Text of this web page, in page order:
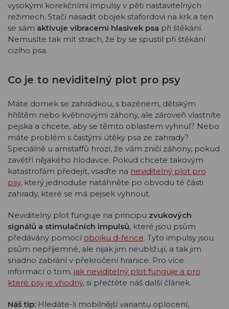
vysokými korekčními impulsy v pěti nastavitelných
režimech. Stačí nasadit obojek stafordovi na krk a ten
se sám aktivuje vibracemi hlasivek psa při štěkání.
Nemusíte tak mít strach, že by se spustil při štěkání
cizího psa.
Co je to neviditelný plot pro psy
Máte domek se zahrádkou, s bazénem, dětským
hřištěm nebo květinovými záhony, ale zároveň vlastníte
pejska a chcete, aby se těmto oblastem vyhnul? Nebo
máte problém s častými útěky psa ze zahrady?
Speciálně u amstaffů hrozí, že vám zničí záhony, pokud
zavětří nějakého hlodavce. Pokud chcete takovým
katastrofám předejít, vsaďte na neviditelný plot pro
psy, který jednoduše natáhněte po obvodu té části
zahrady, které se má pejsek vyhnout.
Neviditelný plot funguje na principu zvukových
signálů a stimulačních impulsů, které jsou psům
předávány pomocí obojku d-fence. Tyto impulsy jsou
psům nepříjemné, ale nijak jim neubližují, a tak jim
snadno zabrání v překročení hranice. Pro více
informací o tom, jak neviditelný plot funguje a pro
které psy je vhodný, si přečtěte náš další článek.
Náš tip: Hledáte-li mobilnější variantu oplocení,